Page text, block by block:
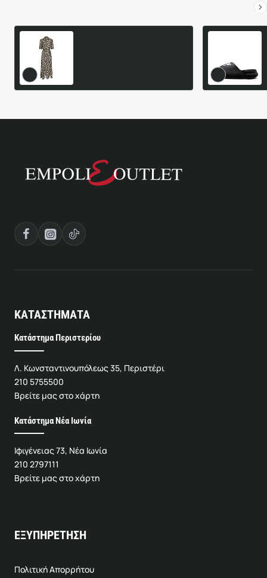
ΚΑΤΑΣΤΗΜΑΤΑ
Κατάστημα Περιστερίου
Λ. Κωνσταντινουπόλεως 35, Περιστέρι
210 5755500
Βρείτε μας στο χάρτη
Κατάστημα Νέα Ιωνία
Ιφιγένειας 73, Νέα Ιωνία
210 2797111
Βρείτε μας στο χάρτη
ΕΞΥΠΗΡΕΤΗΣΗ
Πολιτική Απορρήτου